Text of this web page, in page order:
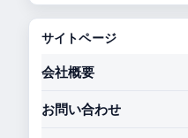
サイトページ
会社概要
お問い合わせ